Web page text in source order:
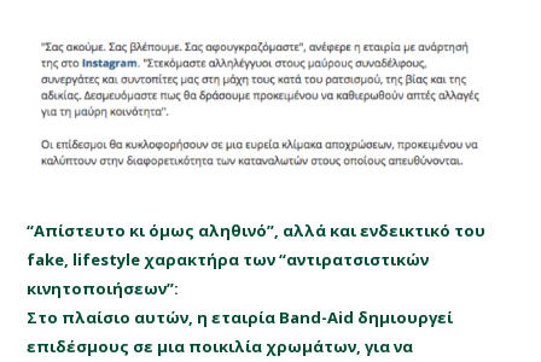
“Απίστευτο κι όμως αληθινό”, αλλά και ενδεικτικό του
fake, lifestyle χαρακτήρα των “αντιρατσιστικών
κινητοποιήσεων”:
Στο πλαίσιο αυτών, η εταιρία Band-Aid δημιουργεί
επιδέσμους σε μια ποικιλία χρωμάτων, για να